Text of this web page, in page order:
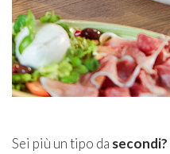
Sei più un tipo da secondi?